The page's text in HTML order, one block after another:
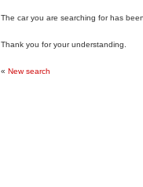
The car you are searching for has
Thank you for your understanding.
« New search